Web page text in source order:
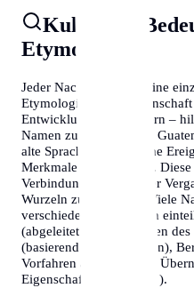
Kulturelle
Etymologie
Jeder Nachname trägt eine
Etymologie – die
Entwicklung von Wörtern –
Namen zu verstehen. In
alte Sprachen, historische
Merkmale zurückgehen. Diese
Verbindungen zu unserer
Wurzeln zu verstehen. Viele
verschiedene Kategorien
(abgeleitet vom Vornamen
(basierend auf Ortsnamen),
Vorfahren angeben) und
Eigenschaften hinweisen).